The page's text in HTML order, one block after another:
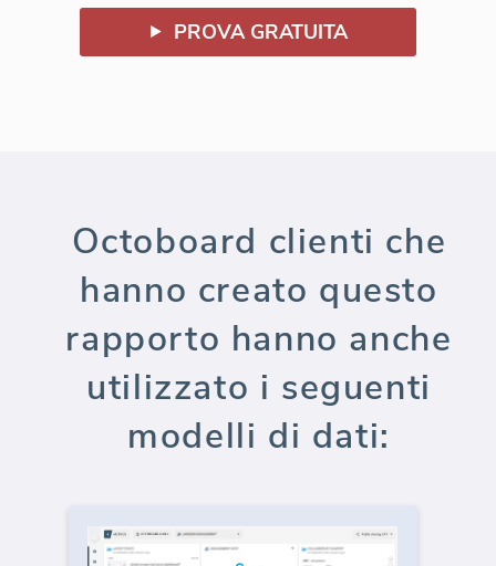
PROVA GRATUITA
Octoboard clienti che
hanno creato questo
rapporto hanno anche
utilizzato i seguenti
modelli di dati: